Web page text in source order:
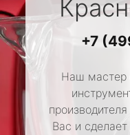
+7
Наш мастер
Вас и